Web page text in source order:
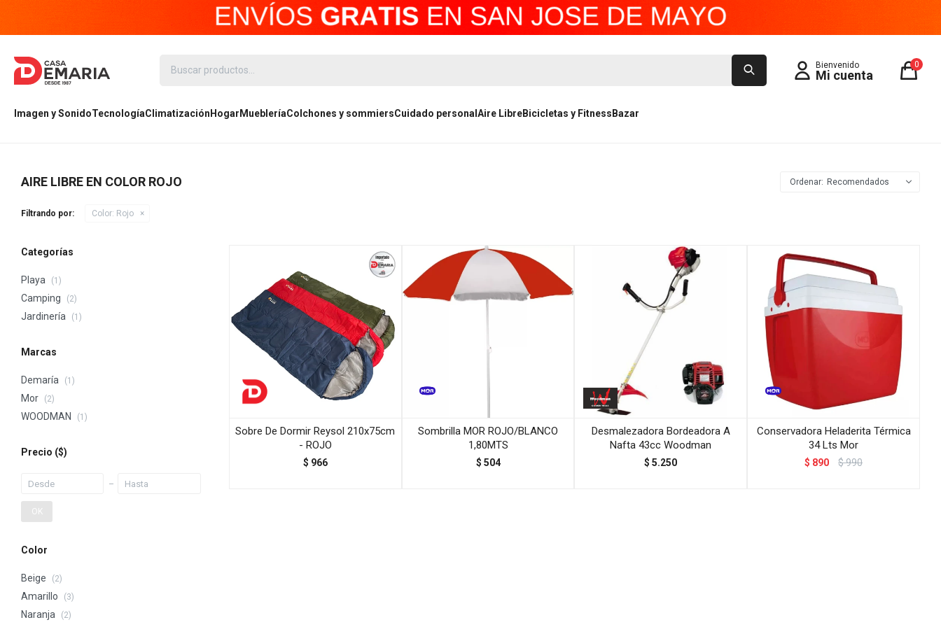
Imagen y SonidoTecnologíaClimatización Hogar MuebleríaColchones y sommiersCuidado personal Aire LibreBicicletas y Fitness Bazar
0
AIRE LIBRE EN COLOR ROJO Recomendados
Filtrando por: Color: Rojo
Sobre De Dormir Reysol 210x75cm
- ROJO
$ 966
Sombrilla MOR ROJO/BLANCO
1,80MTS
$ 504
Desmalezadora Bordeadora A
Nafta 43cc Woodman
$ 5.250
Conservadora Heladerita Térmica
34 Lts Mor
$ 890 $990
Categorías
Playa (1)
Camping (2)
Jardinería (1)
Marcas
Demaría (1)
Mor (2)
WOODMAN (1)
Precio ($)
OK
Color
Beige (2)
Amarillo (3)
Naranja (2)